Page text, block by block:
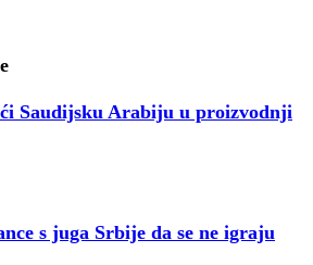
Saudijsku Arabiju u proizvodnji
s juga Srbije da se ne igraju